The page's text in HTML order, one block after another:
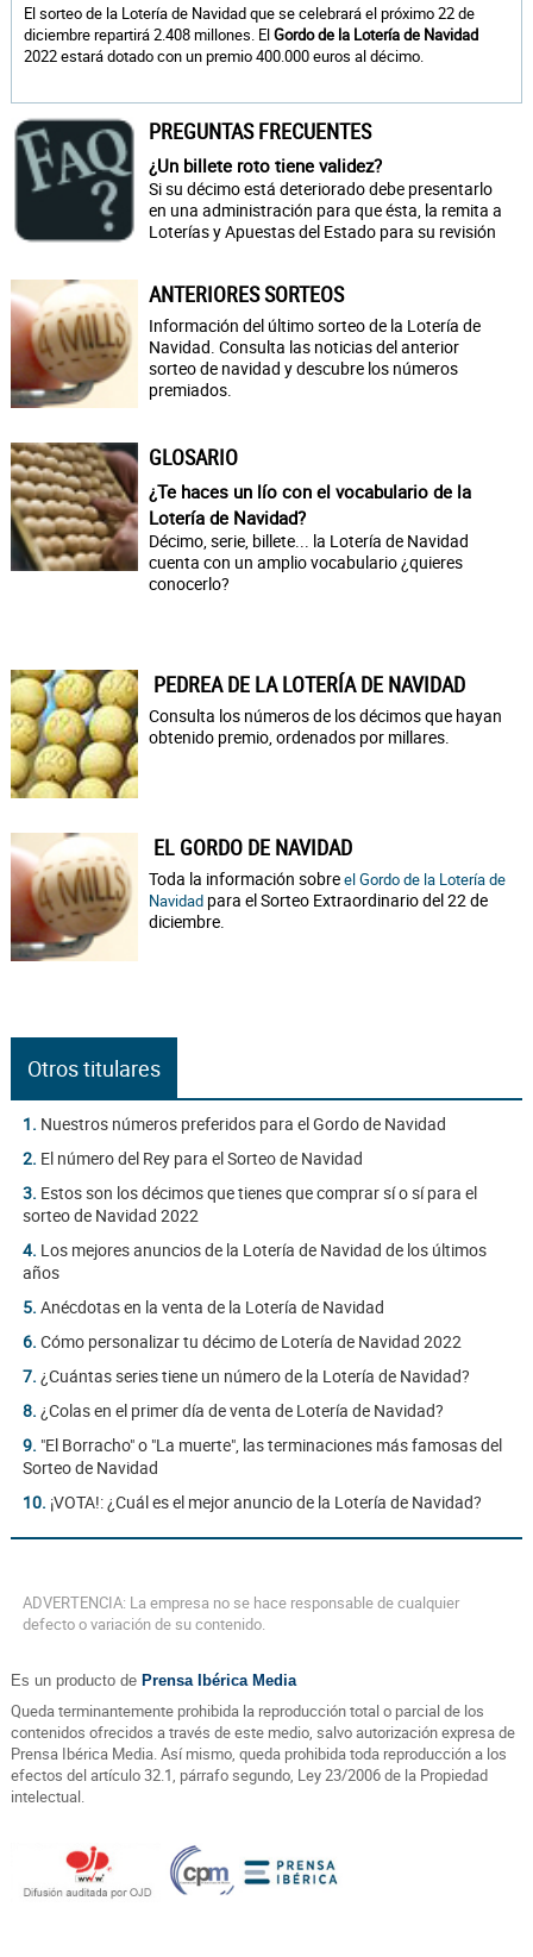
El sorteo de la Lotería de Navidad que se celebrará el próximo 22 de
diciembre repartirá 2.408 millones. ElGordo de la Lotería de Navidad
2022 estará dotado con un premio 400.000 euros al décimo.
PREGUNTAS FRECUENTES
¿Un billete roto tiene validez?
Si su décimo está deteriorado debe presentarlo
en una administración para que ésta, la remita a
Loterías y Apuestas del Estado para su revisión
ANTERIORES SORTEOS
Información del último sorteo de la Lotería de
Navidad. Consulta las noticias del anterior
sorteo de navidad y descubre los números
premiados.
GLOSARIO
¿Te haces un lío con el vocabulario de la
Lotería de Navidad?
Décimo, serie, billete... la Lotería de Navidad
cuenta con un amplio vocabulario ¿quieres
conocerlo?
PEDREA DE LA LOTERÍA DE NAVIDAD
Consulta los números de los décimos que hayan
obtenido premio, ordenados por millares.
EL GORDO DE NAVIDAD
Toda la información sobreel Gordo de la Lotería de
Navidad para el Sorteo Extraordinario del 22 de
diciembre.
Otros titulares
1. Nuestros números preferidos para el Gordo de Navidad
2. El número del Rey para el Sorteo de Navidad
3. Estos son los décimos que tienes que comprar sí o sí para el
sorteo de Navidad 2022
4. Los mejores anuncios de la Lotería de Navidad de los últimos
años
5. Anécdotas en la venta de la Lotería de Navidad
6. Cómo personalizar tu décimo de Lotería de Navidad 2022
7. ¿Cuántas series tiene un número de la Lotería de Navidad?
8. ¿Colas en el primer día de venta de Lotería de Navidad?
9. "El Borracho" o "La muerte", las terminaciones más famosas del
Sorteo de Navidad
10. ¡VOTA!: ¿Cuál es el mejor anuncio de la Lotería de Navidad?
ADVERTENCIA: La empresa no se hace responsable de cualquier
defecto o variación de su contenido.
Es un producto de Prensa Ibérica Media
Queda terminantemente prohibida la reproducción total o parcial de los
contenidos ofrecidos a través de este medio, salvo autorización expresa de
Prensa Ibérica Media. Así mismo, queda prohibida toda reproducción a los
efectos del artículo 32.1, párrafo segundo, Ley 23/2006 de la Propiedad
intelectual.